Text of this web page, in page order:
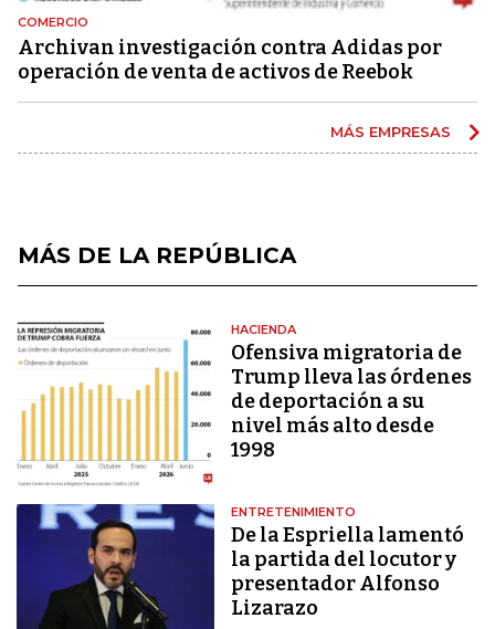
COMERCIO
Archivan investigación contra Adidas por
operación de venta de activos de Reebok
MÁS EMPRESAS
MÁS DE LA REPÚBLICA
HACIENDA
Ofensiva migratoria de
Trump lleva las órdenes
de deportación a su
nivel más alto desde
1998
ENTRETENIMIENTO
De la Espriella lamentó
la partida del locutor y
presentador Alfonso
Lizarazo